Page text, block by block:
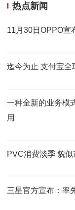
热点新闻
11月30日OPPO宣
迄今为止 支付宝全
一种全新的业务模
用
PVC消费淡季 貌
三星官方宣布：率